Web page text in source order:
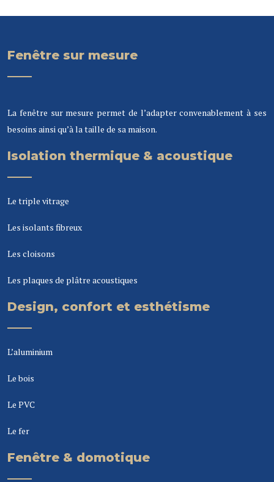
Fenêtre sur mesure
La fenêtre sur mesure permet de l’adapter convenablement à ses
besoins ainsi qu’à la taille de sa maison.
Isolation thermique & acoustique
Le triple vitrage
Les isolants fibreux
Les cloisons
Les plaques de plâtre acoustiques
Design, confort et esthétisme
L’aluminium
Le bois
Le PVC
Le fer
Fenêtre & domotique